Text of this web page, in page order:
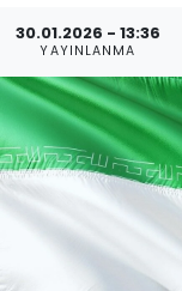
30.01.2026 - 13:36
YAYINLANMA